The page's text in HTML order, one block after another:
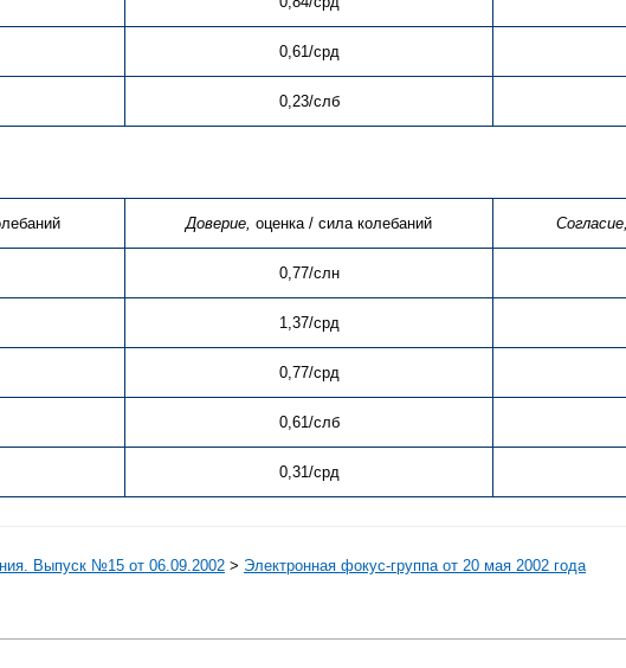
0,61/срд
0,23/слб
Доверие, оценка / сила колебаний Согласие,
0,77/слн
1,37/срд
0,77/срд
0,61/слб
0,31/срд
Выпуск №15 от 06.09.2002 > Электронная фокус-группа от 20 мая 2002 года